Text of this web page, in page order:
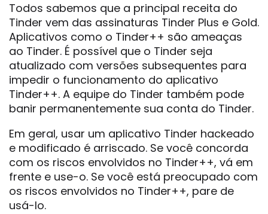
Todos sabemos que a principal receita do
Tinder vem das assinaturas Tinder Plus e Gold.
Aplicativos como o Tinder++ são ameaças
ao Tinder. É possível que o Tinder seja
atualizado com versões subsequentes para
impedir o funcionamento do aplicativo
Tinder++. A equipe do Tinder também pode
banir permanentemente sua conta do Tinder.
Em geral, usar um aplicativo Tinder hackeado
e modificado é arriscado. Se você concorda
com os riscos envolvidos no Tinder++, vá em
frente e use-o. Se você está preocupado com
os riscos envolvidos no Tinder++, pare de
usá-lo.